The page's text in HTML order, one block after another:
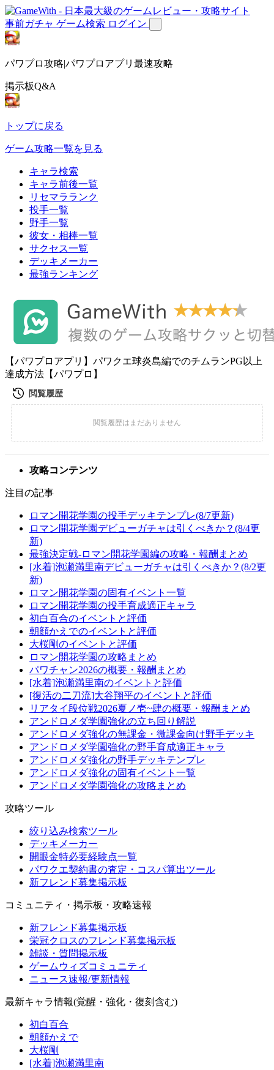
事前ガチャ ゲーム検索 ログイン
パワプロ攻略|パワプロアプリ最速攻略
掲示板Q&A
トップに戻る
ゲーム攻略一覧を見る
キャラ検索
キャラ前後一覧
リセマラランク
投手一覧
野手一覧
彼女・相棒一覧
サクセス一覧
デッキメーカー
最強ランキング
【パワプロアプリ】パワクエ球炎島編でのチムランPG以上
達成方法【パワプロ】
攻略コンテンツ
注目の記事
ロマン開花学園の投手デッキテンプレ(8/7更新)
ロマン開花学園デビューガチャは引くべきか？(8/4更
新)
最強決定戦-ロマン開花学園編の攻略・報酬まとめ
[水着]泡瀬満里南デビューガチャは引くべきか？(8/2更
新)
ロマン開花学園の固有イベント一覧
ロマン開花学園の投手育成適正キャラ
初白百合のイベントと評価
朝顔かえでのイベントと評価
大桜剛のイベントと評価
ロマン開花学園の攻略まとめ
パワチャン2026の概要・報酬まとめ
[水着]泡瀬満里南のイベントと評価
[復活の二刀流]大谷翔平のイベントと評価
リアタイ段位戦2026夏ノ壱~肆の概要・報酬まとめ
アンドロメダ学園強化の立ち回り解説
アンドロメダ強化の無課金・微課金向け野手デッキ
アンドロメダ学園強化の野手育成適正キャラ
アンドロメダ強化の野手デッキテンプレ
アンドロメダ強化の固有イベント一覧
アンドロメダ学園強化の攻略まとめ
攻略ツール
絞り込み検索ツール
デッキメーカー
開眼金特必要経験点一覧
パワクエ契約書の査定・コスパ算出ツール
新フレンド募集掲示板
コミュニティ・掲示板・攻略速報
新フレンド募集掲示板
栄冠クロスのフレンド募集掲示板
雑談・質問掲示板
ゲームウィズコミュニティ
ニュース速報/更新情報
最新キャラ情報(覚醒・強化・復刻含む)
初白百合
朝顔かえで
大桜剛
[水着]泡瀬満里南